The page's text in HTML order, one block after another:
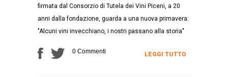
firmata dal Consorzio di Tutela dei Vini Piceni, a 20
anni dalla fondazione, guarda a una nuova primavera:
"Alcuni vini invecchiano, i nostri passano alla storia"
0 Commenti LEGGI TUTTO